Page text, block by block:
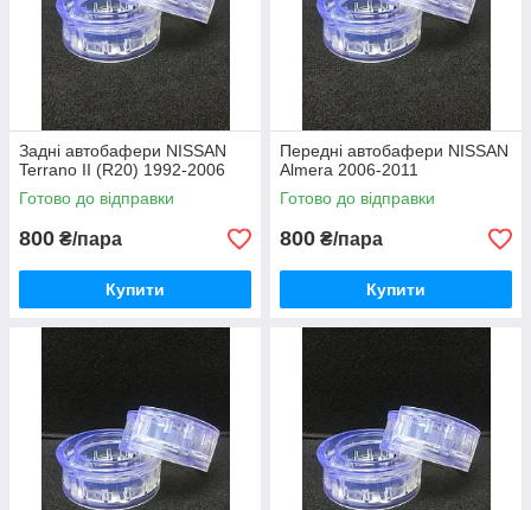
Задні автобафери NISSAN
Terrano II (R20) 1992-2006
Готово до відправки
800 ₴/пара
Купити
Передні автобафери NISSAN
Almera 2006-2011
Готово до відправки
800 ₴/пара
Купити